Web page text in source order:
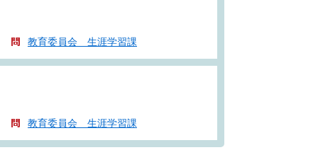
教育委員会 生涯学習課
教育委員会 生涯学習課